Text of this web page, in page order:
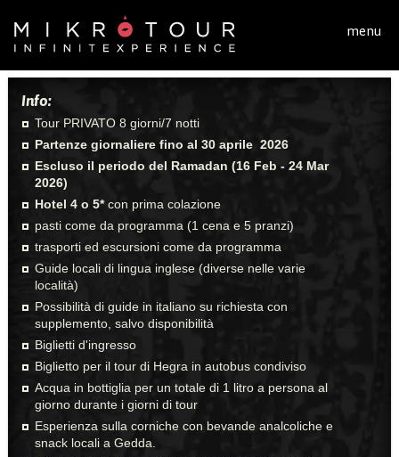
menu
Info:
Tour PRIVATO 8 giorni/7 notti
Partenze giornaliere fino al 30 aprile 2026
Escluso il periodo del Ramadan (16 Feb - 24 Mar
2026)
Hotel 4 o 5*con prima colazione
pasti come da programma (1 cena e 5 pranzi)
trasporti ed escursioni come da programma
Guide locali di lingua inglese (diverse nelle varie
località)
Possibilità di guide in italiano su richiesta con
supplemento, salvo disponibilità
Biglietti d'ingresso
Biglietto per il tour di Hegra in autobus condiviso
Acqua in bottiglia per un totale di 1 litro a persona al
giorno durante i giorni di tour
Esperienza sulla corniche con bevande analcoliche e
snack locali a Gedda.